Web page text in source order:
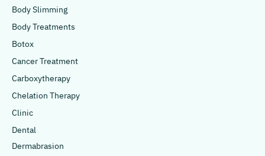
Body Slimming
Body Treatments
Botox
Cancer Treatment
Carboxytherapy
Chelation Therapy
Clinic
Dental
Dermabrasion